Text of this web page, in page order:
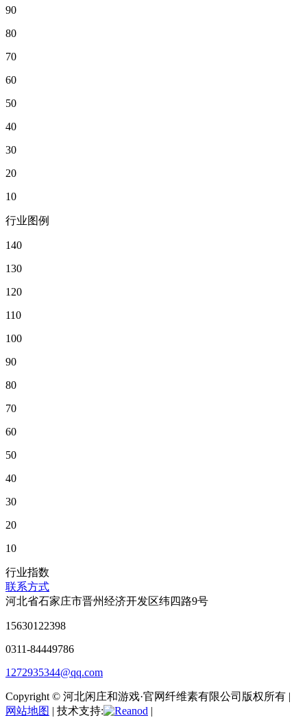
90
80
70
60
50
40
30
20
10
行业图例
140
130
120
110
100
90
80
70
60
50
40
30
20
10
行业指数
联系方式
河北省石家庄市晋州经济开发区纬四路9号
15630122398
0311-84449786
1272935344@qq.com
Copyright © 河北闲庄和游戏·官网纤维素有限公司版权所有 |
网站地图 | 技术支持: |